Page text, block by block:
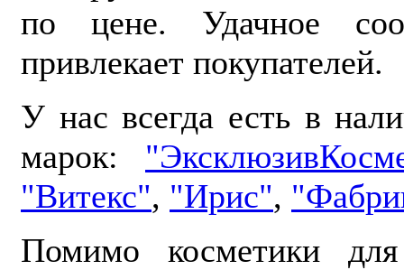
по цене. Удачное
привлекает покупателей.
У нас всегда есть в
марок:
"Витекс", "Ирис",
Помимо косметики